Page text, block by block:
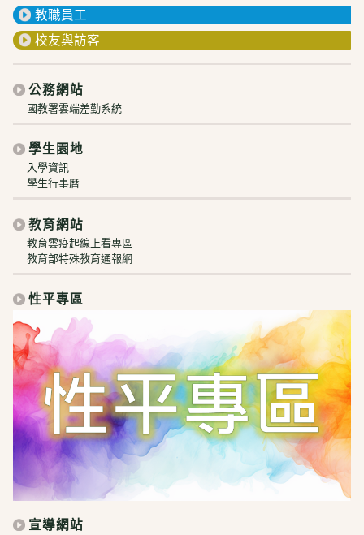
教職員工
校友與訪客
公務網站
國教署雲端差勤系統
學生園地
入學資訊
學生行事曆
教育網站
教育雲疫起線上看專區
教育部特殊教育通報網
性平專區
宣導網站